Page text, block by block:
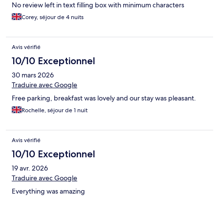
No review left in text filling box with minimum characters
Corey, séjour de 4 nuits
Avis vérifié
10/10 Exceptionnel
30 mars 2026
Traduire avec Google
Free parking, breakfast was lovely and our stay was pleasant.
Rochelle, séjour de 1 nuit
Avis vérifié
10/10 Exceptionnel
19 avr. 2026
Traduire avec Google
Everything was amazing